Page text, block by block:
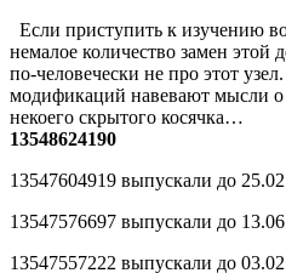
Если приступить к изучению
немалое количество замен этой
по-человечески не про этот
модификаций навевают мысли
некоего скрытого косячка…
13548624190
13547604919 выпускали до
13547576697 выпускали до
13547557222 выпускали до